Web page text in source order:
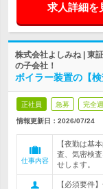
求人詳細を
株式会社よしみね | 東
の子会社！
ボイラー装置の【
正社員 急募 完全
情報更新日：2026/07/24
仕事内容
【夜勤は基
査、気密検
せします。
【必須要件